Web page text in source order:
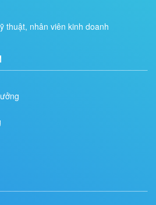
thuật, nhân viên kinh doanh